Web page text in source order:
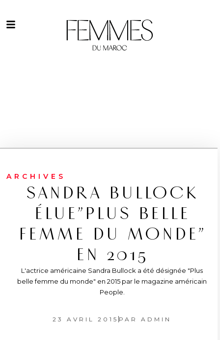
ARCHIVES
SANDRA BULLOCK
ÉLUE”PLUS BELLE
FEMME DU MONDE”
EN 2015
L'actrice américaine Sandra Bullock a été désignée "Plus
belle femme du monde" en 2015 par le magazine américain
People.
23 AVRIL 2015 PAR ADMIN